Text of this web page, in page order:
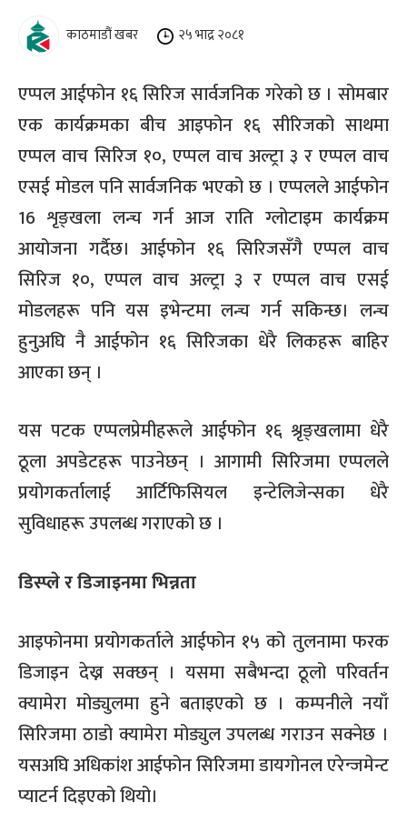
काठमाडौं खबर २५ भाद्र २०८१
एप्पल आईफोन १६ सिरिज सार्वजनिक गरेको छ । सोमबार
एक कार्यक्रमका बीच आइफोन १६ सीरिजको साथमा
एप्पल वाच सिरिज १०, एप्पल वाच अल्ट्रा ३ र एप्पल वाच
एसई मोडल पनि सार्वजनिक भएको छ । एप्पलले आईफोन
16 शृङ्खला लन्च गर्न आज राति ग्लोटाइम कार्यक्रम
आयोजना गर्दैछ। आईफोन १६ सिरिजसँगै एप्पल वाच
सिरिज १०, एप्पल वाच अल्ट्रा ३ र एप्पल वाच एसई
मोडलहरू पनि यस इभेन्टमा लन्च गर्न सकिन्छ। लन्च
हुनुअघि नै आईफोन १६ सिरिजका धेरै लिकहरू बाहिर
आएका छन् ।
यस पटक एप्पलप्रेमीहरूले आईफोन १६ श्रृङ्खलामा धेरै
ठूला अपडेटहरू पाउनेछन् । आगामी सिरिजमा एप्पलले
प्रयोगकर्तालाई आर्टिफिसियल इन्टेलिजेन्सका धेरै
सुविधाहरू उपलब्ध गराएको छ ।
डिस्प्ले र डिजाइनमा भिन्नता
आइफोनमा प्रयोगकर्ताले आईफोन १५ को तुलनामा फरक
डिजाइन देख्न सक्छन् । यसमा सबैभन्दा ठूलो परिवर्तन
क्यामेरा मोड्युलमा हुने बताइएको छ । कम्पनीले नयाँ
सिरिजमा ठाडो क्यामेरा मोड्युल उपलब्ध गराउन सक्नेछ ।
यसअघि अधिकांश आईफोन सिरिजमा डायगोनल एरेन्जमेन्ट
प्याटर्न दिइएको थियो।